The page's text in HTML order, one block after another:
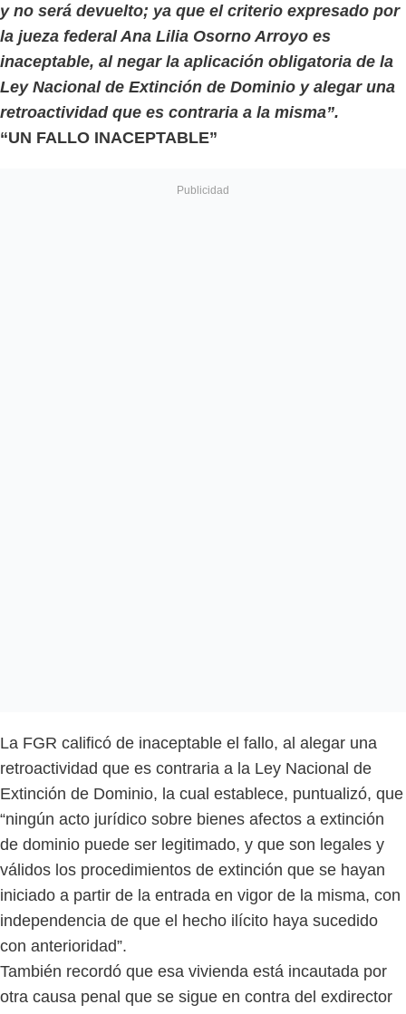
y no será devuelto; ya que el criterio expresado por
la jueza federal Ana Lilia Osorno Arroyo es
inaceptable, al negar la aplicación obligatoria de la
Ley Nacional de Extinción de Dominio y alegar una
retroactividad que es contraria a la misma”.
“UN FALLO INACEPTABLE”
La FGR calificó de inaceptable el fallo, al alegar una
retroactividad que es contraria a la Ley Nacional de
Extinción de Dominio, la cual establece, puntualizó, que
“ningún acto jurídico sobre bienes afectos a extinción
de dominio puede ser legitimado, y que son legales y
válidos los procedimientos de extinción que se hayan
iniciado a partir de la entrada en vigor de la misma, con
independencia de que el hecho ilícito haya sucedido
con anterioridad”.
También recordó que esa vivienda está incautada por
otra causa penal que se sigue en contra del exdirector